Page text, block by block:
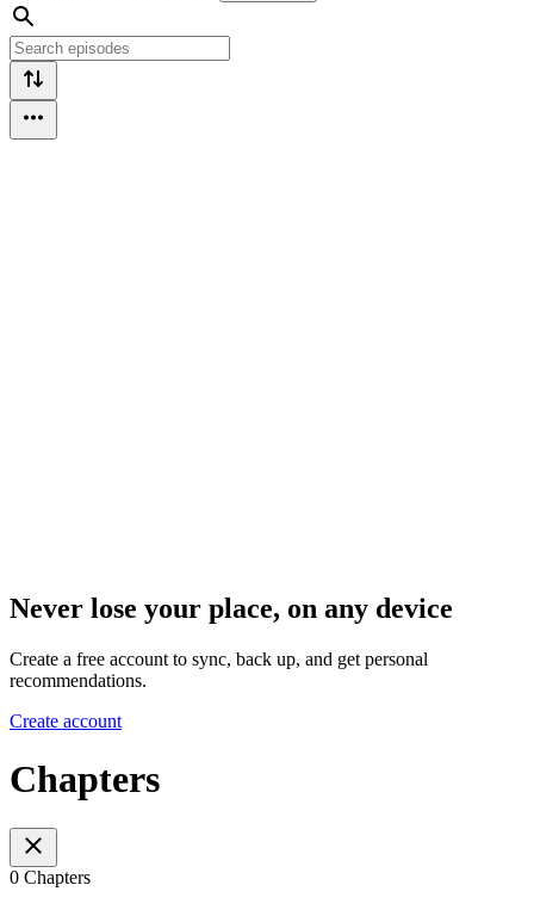
Never lose your place, on any device
Create a free account to sync, back up, and get personal
recommendations.
Create account
Chapters
0 Chapters